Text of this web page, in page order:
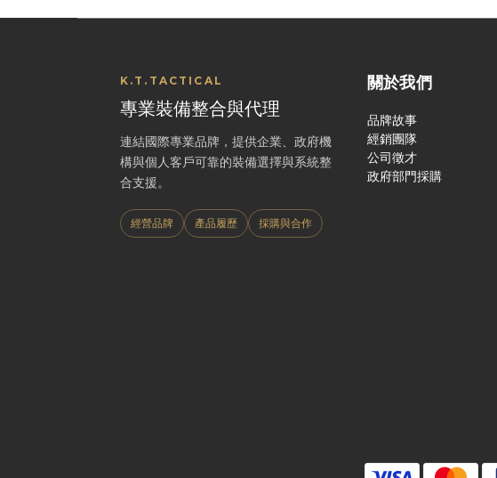
K.T.TACTICAL
專業裝備整合與代理
連結國際專業品牌，提供企業、政府機
構與個人客戶可靠的裝備選擇與系統整
合支援。
經營品牌 產品履歷 採購與合作
關於我們
品牌故事
經銷團隊
公司徵才
政府部門採購